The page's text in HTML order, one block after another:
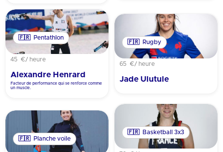
🇫🇷 Pentathlon
45 €/ heure
Alexandre Henrard
Facteur de performance qui se renforce comme
un muscle.
🇫🇷 Rugby
65 €/ heure
Jade Ulutule
🇫🇷 Planche voile
🇫🇷 Basketball 3x3